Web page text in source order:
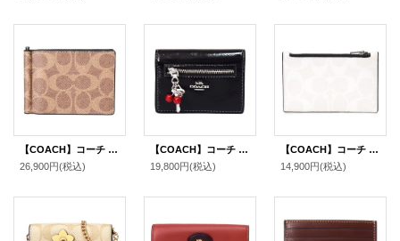
【COACH】コーチ 財布 メンズ コーティングキャンバス レザー シグネチャー マネークリップ スリム ビルフォールド 二つ折り カードケース 財布 タン×ブラック（日本未発売）
26,900円(税込)
【COACH】コーチ カードケース さくらんぼ グレイズドレザー 鍵 チャーム付き スリム カードケース 二つ折り コインケース パスケース 定期入れ 名刺入れ ブラック（日本未発売）
19,800円(税込)
【COACH】コーチ コーティングキャンバス レザー シグネチャー ジップ カードケース コインケース 小銭入れ チャーク×ブラックマルチ〔日本未発売〕
14,900円(税込)